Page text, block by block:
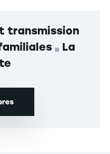
transmission
La